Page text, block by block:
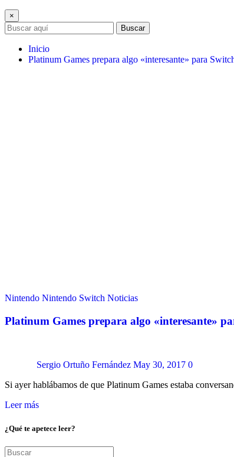
×
Buscar
Inicio
Platinum Games prepara algo «interesante» para
Nintendo Nintendo Switch Noticias
Platinum Games prepara algo «interesante»
Sergio Ortuño Fernández May 30, 2017 0
Si ayer hablábamos de que Platinum Games estaba
Leer más
¿Qué te apetece leer?